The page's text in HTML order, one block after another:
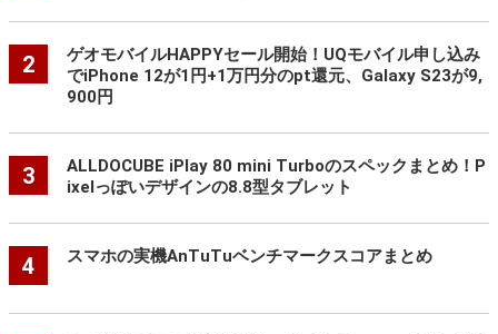
2
ゲオモバイルHAPPYセール開始！UQモバイル申し込み
でiPhone 12が1円+1万円分のpt還元、Galaxy S23が9,
900円
3
ALLDOCUBE iPlay 80 mini Turboのスペックまとめ！P
ixelっぽいデザインの8.8型タブレット
4 スマホの実機AnTuTuベンチマークスコアまとめ